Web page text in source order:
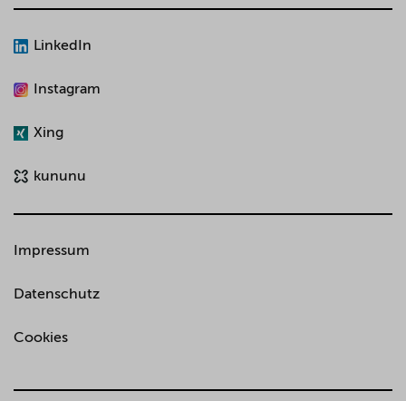
LinkedIn
Instagram
Xing
kununu
Impressum
Datenschutz
Cookies